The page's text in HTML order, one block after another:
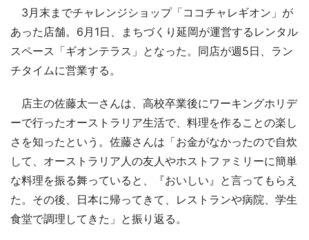
3月末までチャレンジショップ「ココチャレギオン」が
あった店舗。6月1日、まちづくり延岡が運営するレンタル
スペース「ギオンテラス」となった。同店が週5日、ラン
チタイムに営業する。
店主の佐藤太一さんは、高校卒業後にワーキングホリデ
ーで行ったオーストラリア生活で、料理を作ることの楽し
さを知ったという。佐藤さんは「お金がなかったので自炊
して、オーストラリア人の友人やホストファミリーに簡単
な料理を振る舞っていると、『おいしい』と言ってもらえ
た。その後、日本に帰ってきて、レストランや病院、学生
食堂で調理してきた」と振り返る。